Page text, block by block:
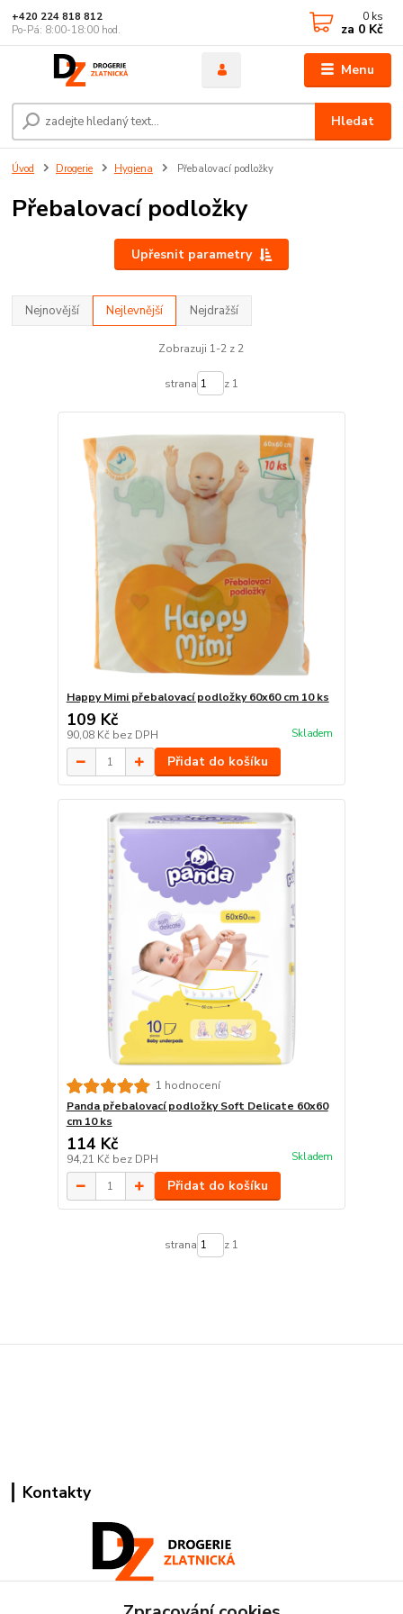
Menu
Hledat
+420 224 818 812
Po-Pá: 8:00-18:00 hod.
0 ks
za 0 Kč
Úvod Drogerie Hygiena Přebalovací podložky
Přebalovací podložky
Upřesnit parametry
Nejnovější Nejlevnější Nejdražší
Zobrazuji 1-2 z 2
strana z 1
Happy Mimi přebalovací podložky 60x60 cm 10 ks
109 Kč
90,08 Kč bez DPH Skladem
Přidat do košíku
1 hodnocení
Panda přebalovací podložky Soft Delicate 60x60
cm 10 ks
114 Kč
94,21 Kč bez DPH Skladem
Přidat do košíku
strana z 1
Kontakty